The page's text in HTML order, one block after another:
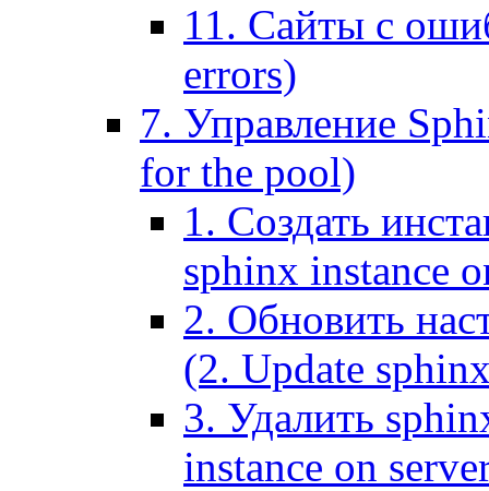
11. Сайты с
errors)
7. Управление
for the pool)
1. Создать
sphinx instance
2. Обновить
(2. Update
3. Удалить
instance on